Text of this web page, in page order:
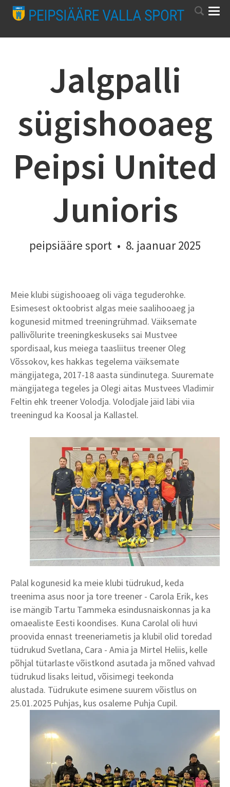
Jalgpalli
sügishooaeg
Peipsi United
Junioris
peipsiääre sport • 8. jaanuar 2025
Meie klubi sügishooaeg oli väga teguderohke.
Esimesest oktoobrist algas meie saalihooaeg ja
kogunesid mitmed treeningrühmad. Väiksemate
pallivõlurite treeningkeskuseks sai Mustvee
spordisaal, kus meiega taasliitus treener Oleg
Võssokov, kes hakkas tegelema väiksemate
mängijatega, 2017-18 aasta sündinutega. Suuremate
mängijatega tegeles ja Olegi aitas Mustvees Vladimir
Feltin ehk treener Volodja. Volodjale jäid läbi viia
treeningud ka Koosal ja Kallastel.
Palal kogunesid ka meie klubi tüdrukud, keda
treenima asus noor ja tore treener - Carola Erik, kes
ise mängib Tartu Tammeka esindusnaiskonnas ja ka
omaealiste Eesti koondises. Kuna Carolal oli huvi
proovida ennast treeneriametis ja klubil olid toredad
tüdrukud Svetlana, Cara - Amia ja Mirtel Heliis, kelle
põhjal tütarlaste võistkond asutada ja mõned vahvad
tüdrukud lisaks leitud, võisimegi teekonda
alustada. Tüdrukute esimene suurem võistlus on
25.01.2025 Puhjas, kus osaleme Puhja Cupil.